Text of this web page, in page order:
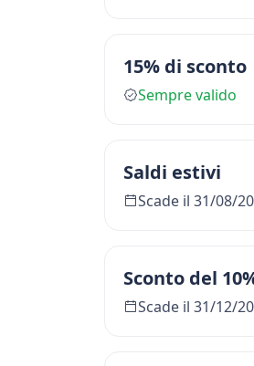
15% di sconto
Sempre valido
Saldi estivi
Scade il 31/08/
Sconto del
Scade il 31/12/